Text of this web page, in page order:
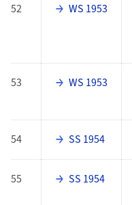
52 WS 1953
53 WS 1953
54 SS 1954
55 SS 1954